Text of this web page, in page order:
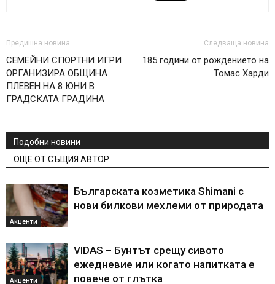
Предишна новина
СЕМЕЙНИ СПОРТНИ ИГРИ
ОРГАНИЗИРА ОБЩИНА
ПЛЕВЕН НА 8 ЮНИ В
ГРАДСКАТА ГРАДИНА
Следваща новина
185 години от рождението на
Томас Харди
Подобни новини
ОЩЕ ОТ СЪЩИЯ АВТОР
Акценти
Българската козметика Shimani с
нови билкови мехлеми от природата
Акценти
VIDAS – Бунтът срещу сивото
ежедневие или когато напитката е
повече от глътка